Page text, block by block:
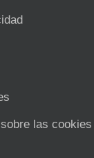
las cookies